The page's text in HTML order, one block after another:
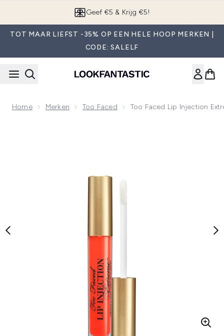
App downloaden
TOT MAAR LIEFST -35% OP EEN HELE HOOP MERKEN |
CODE: SALELF
Home Merken Too Faced Too Faced Lip Injection